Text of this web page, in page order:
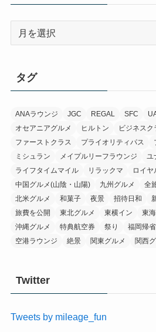
ブ
タグ
ANAラウンジ JGC REGAL SFC
オセアニアグルメ
ヒルトン ビジネスク
ファーストクラス
プライオリティパス
ミシュラン
メイプルリーフラウンジ
ユ
ライフタイムマイル
リラックマ ロイヤ
中国グルメ(山陰・山陽)
九州グルメ 全
北米グルメ
和菓子 夜景 招待日和
旅費を公開
東北グルメ 東横イン 東
沖縄グルメ
特典航空券 祭り 福岡帰省
空港ラウンジ
絶景 関東グルメ 関西
Twitter
Tweets by mileage_fun